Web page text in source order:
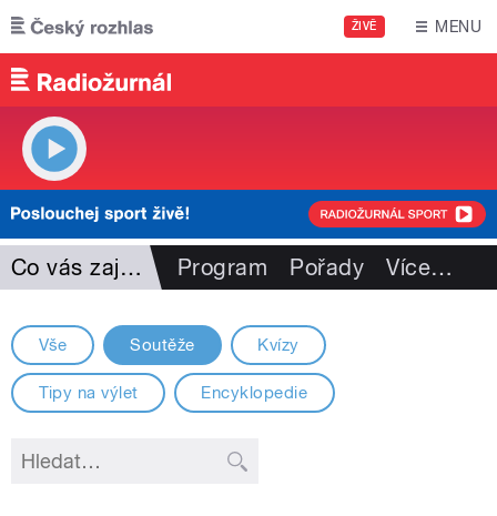
Přejít k hlavnímu obsahu
ŽIVĚ MENU
Co vás zajímá Program Pořady Více…
Vše Soutěže Kvízy
Tipy na výlet Encyklopedie